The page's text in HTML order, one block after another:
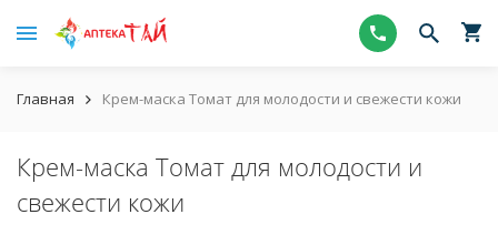
Главная Крем-маска Томат для молодости и свежести кожи
Крем-маска Томат для молодости и
свежести кожи